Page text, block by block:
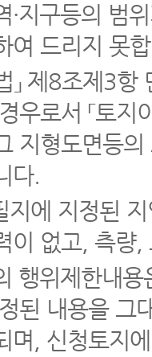
·지구등의 범
여 드리지 못
」 제8조제3
우로서 「토
지형도면등
다.
에 지정된
이 없고, 측량
행위제한내
된 내용을 그
며, 신청토지